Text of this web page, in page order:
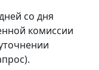
со дня
комиссии